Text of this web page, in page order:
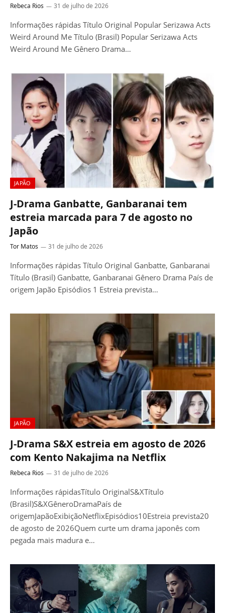
Rebeca Rios 31 de julho de 2026
Informações rápidas Título Original Popular Serizawa Acts
Weird Around Me Título (Brasil) Popular Serizawa Acts
Weird Around Me Gênero Drama…
JAPÃO
J-Drama Ganbatte, Ganbaranai tem
estreia marcada para 7 de agosto no
Japão
Tor Matos 31 de julho de 2026
Informações rápidas Título Original Ganbatte, Ganbaranai
Título (Brasil) Ganbatte, Ganbaranai Gênero Drama País de
origem Japão Episódios 1 Estreia prevista…
JAPÃO
J-Drama S&X estreia em agosto de 2026
com Kento Nakajima na Netflix
Rebeca Rios 31 de julho de 2026
Informações rápidasTítulo OriginalS&XTítulo
(Brasil)S&XGêneroDramaPaís de
origemJapãoExibiçãoNetflixEpisódios10Estreia prevista20
de agosto de 2026Quem curte um drama japonês com
pegada mais madura e…